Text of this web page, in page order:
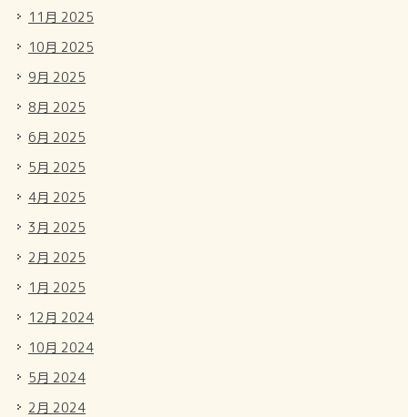
11月 2025
10月 2025
9月 2025
8月 2025
6月 2025
5月 2025
4月 2025
3月 2025
2月 2025
1月 2025
12月 2024
10月 2024
5月 2024
2月 2024